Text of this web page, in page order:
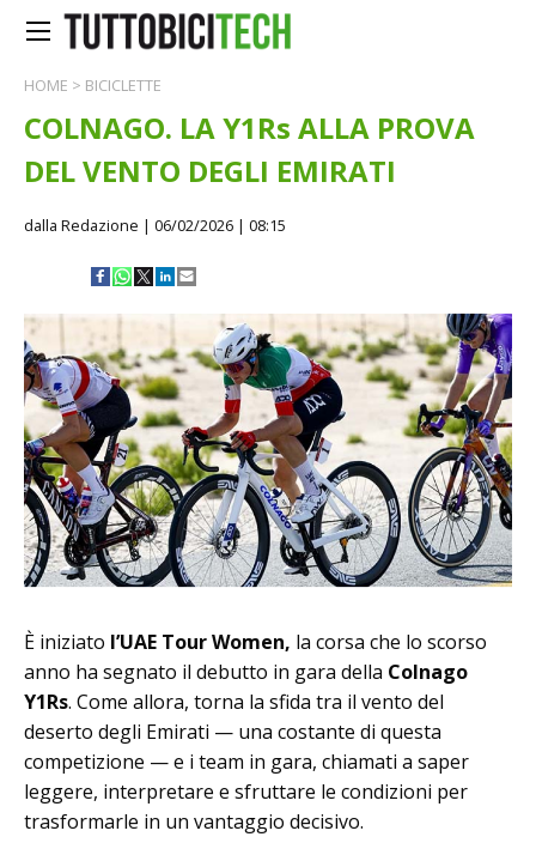
HOME > BICICLETTE
COLNAGO. LA Y1Rs ALLA PROVA
DEL VENTO DEGLI EMIRATI
dalla Redazione | 06/02/2026 | 08:15
È iniziato l’UAE Tour Women, la corsa che lo scorso
anno ha segnato il debutto in gara della Colnago
Y1Rs. Come allora, torna la sfida tra il vento del
deserto degli Emirati — una costante di questa
competizione — e i team in gara, chiamati a saper
leggere, interpretare e sfruttare le condizioni per
trasformarle in un vantaggio decisivo.